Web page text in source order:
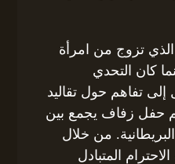
تزوج من امرأة
كان التحدي
تفاهم حول تقاليد
حفل زفاف يجمع بين
البريطانية. من خلال
المتبادل